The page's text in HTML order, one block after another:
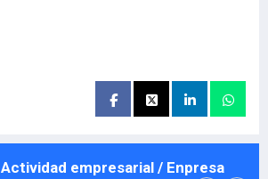
Actividad empresarial / Enpresa